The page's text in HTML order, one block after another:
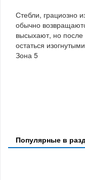
Стебли, грациозно
обычно
высыхают, но
остаться
Зона 5
Популярные в